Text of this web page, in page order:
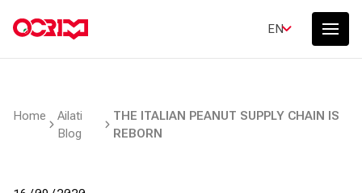
EN
Home
Ailati
Blog
THE ITALIAN PEANUT SUPPLY CHAIN IS
REBORN